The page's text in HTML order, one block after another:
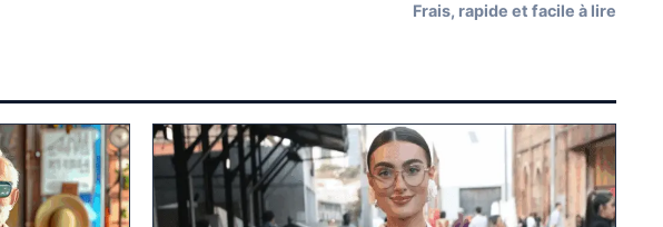
Frais, rapide et facile à lire